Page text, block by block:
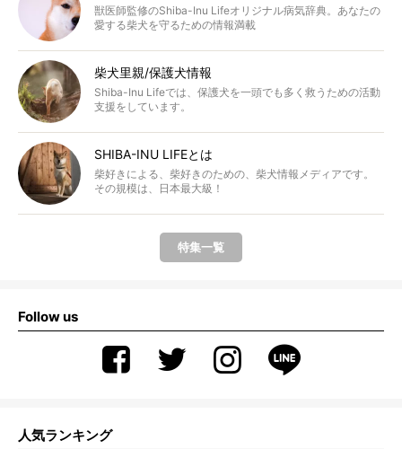
獣医師監修のShiba-Inu Lifeオリジナル病気辞典。あなたの
愛する柴犬を守るための情報満載
柴犬里親/保護犬情報
Shiba-Inu Lifeでは、保護犬を一頭でも多く救うための活動
支援をしています。
SHIBA-INU LIFEとは
柴好きによる、柴好きのための、柴犬情報メディアです。
その規模は、日本最大級！
特集一覧
Follow us
人気ランキング